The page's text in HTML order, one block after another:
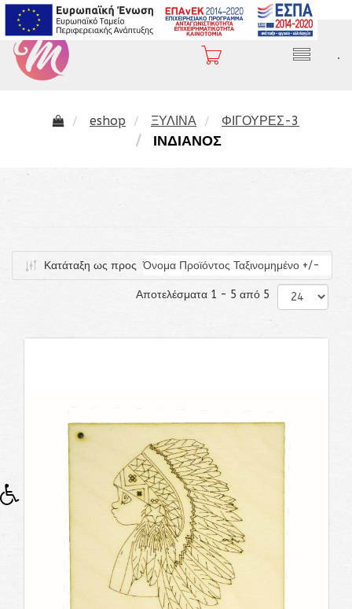
2310 282 407
.
eshop ΞΥΛΙΝΑ ΦΙΓΟΥΡΕΣ-3
ΙΝΔΙΑΝΟΣ
Κατάταξη ως προς Όνομα Προϊόντος Ταξινομημένο +/-
Αποτελέσματα 1 - 5 από 5